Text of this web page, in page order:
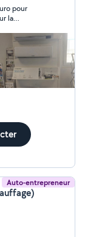
pour
la
proche du vol
Auto-entrepreneur